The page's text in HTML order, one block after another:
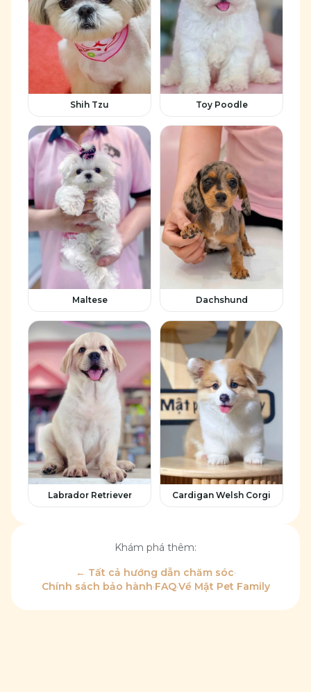
Shih Tzu Toy Poodle
Maltese Dachshund
Labrador Retriever Cardigan Welsh Corgi
Khám phá thêm:
← Tất cả hướng dẫn chăm sóc·
Chính sách bảo hành·FAQ·Về Mật Pet Family